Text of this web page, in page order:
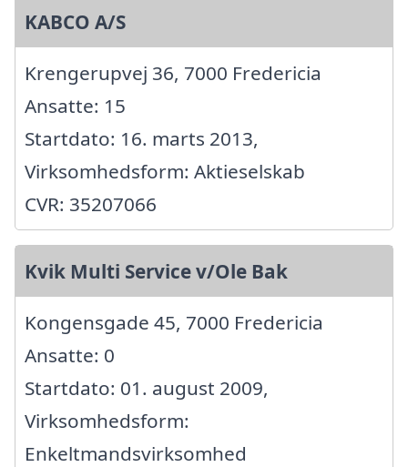
KABCO A/S
Krengerupvej 36, 7000 Fredericia
Ansatte: 15
Startdato: 16. marts 2013,
Virksomhedsform: Aktieselskab
CVR: 35207066
Kvik Multi Service v/Ole Bak
Kongensgade 45, 7000 Fredericia
Ansatte: 0
Startdato: 01. august 2009,
Virksomhedsform:
Enkeltmandsvirksomhed